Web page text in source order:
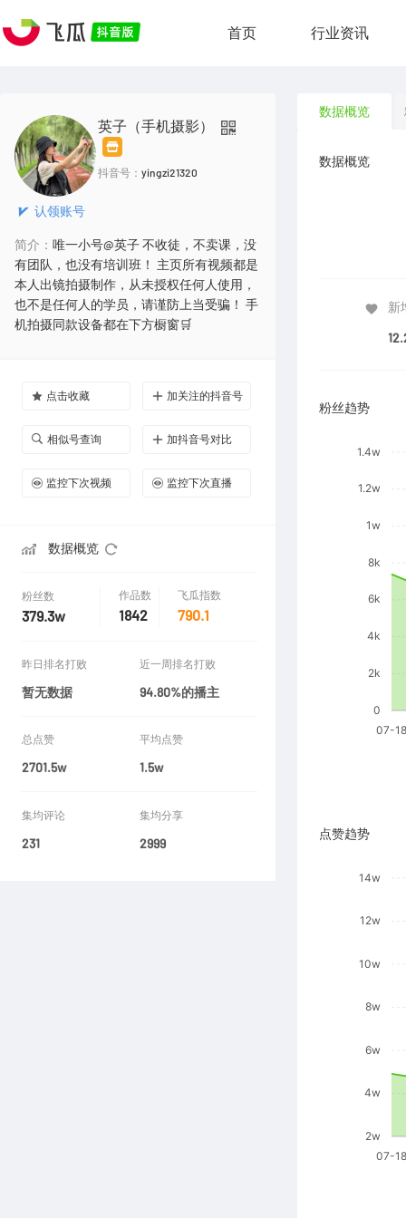
首页 行业资讯
认领账号
英子（手机摄影）
抖音号： yingzi21320
简介： 唯一小号@英子 不收徒，不卖课，没
有团队，也没有培训班！ 主页所有视频都是
本人出镜拍摄制作，从未授权任何人使用，
也不是任何人的学员，请谨防上当受骗！ 手
机拍摄同款设备都在下方橱窗🛒
点击收藏 加关注的抖音号
相似号查询 加抖音号对比
监控下次视频 监控下次直播
数据概览
粉丝数
379.3w
作品数
1842
飞瓜指数
790.1
昨日排名打败
暂无数据
近一周排名打败
94.80%的播主
总点赞
2701.5w
平均点赞
1.5w
集均评论
231
集均分享
2999
数据概览
数据概览
新
粉丝趋势
点赞趋势